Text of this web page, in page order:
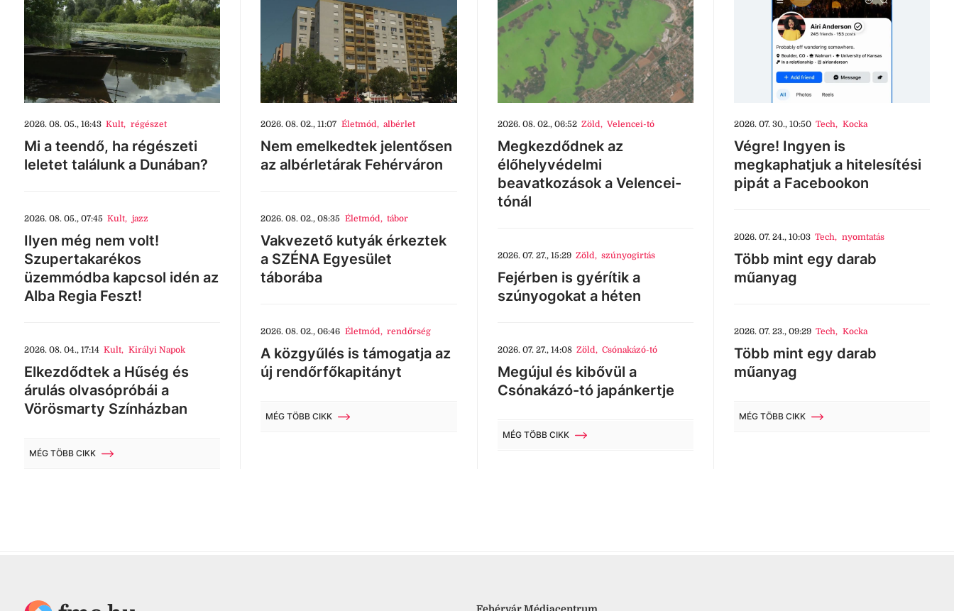
2026. 08. 05., 16:43 Kult, régészet
Mi a teendő, ha régészeti
leletet találunk a Dunában?
2026. 08. 05., 07:45 Kult, jazz
Ilyen még nem volt!
Szupertakarékos
üzemmódba kapcsol idén az
Alba Regia Feszt!
2026. 08. 04., 17:14 Kult, Királyi Napok
Elkezdődtek a Hűség és
árulás olvasópróbái a
Vörösmarty Színházban
MÉG TÖBB CIKK
2026. 08. 02., 11:07 Életmód, albérlet
Nem emelkedtek jelentősen
az albérletárak Fehérváron
2026. 08. 02., 08:35 Életmód, tábor
Vakvezető kutyák érkeztek
a SZÉNA Egyesület
táborába
2026. 08. 02., 06:46 Életmód, rendőrség
A közgyűlés is támogatja az
új rendőrfőkapitányt
MÉG TÖBB CIKK
2026. 08. 02., 06:52 Zöld, Velencei-tó
Megkezdődnek az
élőhelyvédelmi
beavatkozások a Velencei-
tónál
2026. 07. 27., 15:29 Zöld, szúnyogirtás
Fejérben is gyérítik a
szúnyogokat a héten
2026. 07. 27., 14:08 Zöld, Csónakázó-tó
Megújul és kibővül a
Csónakázó-tó japánkertje
MÉG TÖBB CIKK
2026. 07. 30., 10:50 Tech, Kocka
Végre! Ingyen is
megkaphatjuk a hitelesítési
pipát a Facebookon
2026. 07. 24., 10:03 Tech, nyomtatás
Több mint egy darab
műanyag
2026. 07. 23., 09:29 Tech, Kocka
Több mint egy darab
műanyag
MÉG TÖBB CIKK